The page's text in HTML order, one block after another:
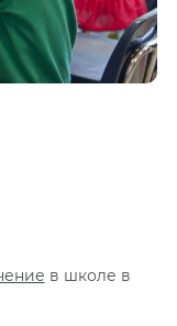
в школе в